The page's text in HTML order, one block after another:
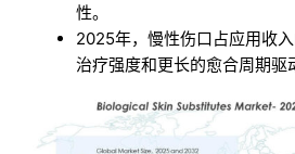
性。
2025年，慢性伤口占应用收
治疗强度和更长的愈合周期驱